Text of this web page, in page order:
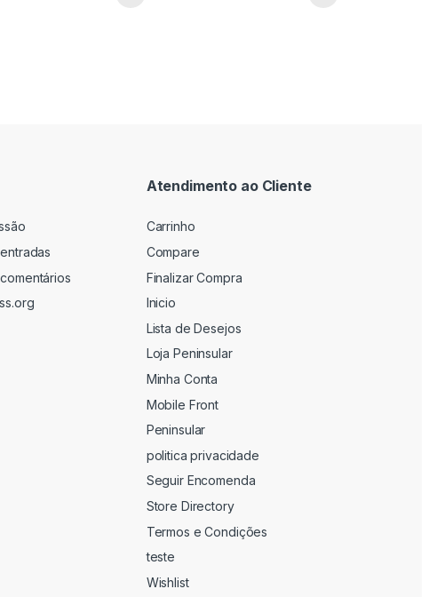
Atendimento ao Cliente
Carrinho
Compare
Finalizar Compra
Inicio
Lista de Desejos
Loja Peninsular
Minha Conta
Mobile Front
Peninsular
politica privacidade
Seguir Encomenda
Store Directory
Termos e Condições
teste
Wishlist